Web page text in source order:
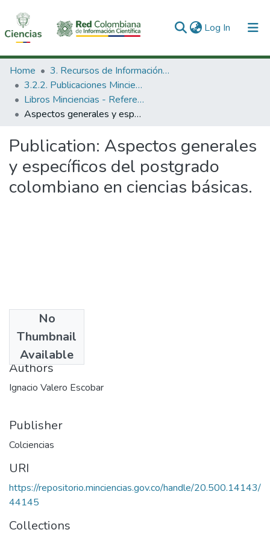
Log In (current)
Communities & Collections
All of DSpace
Statistics
Home
3. Recursos de Información Científica y Tecnológica
3.2.2. Publicaciones Minciencias
Libros Minciencias - Referenciales
Aspectos generales y específicos del postgrado colombiano en ciencias básicas.
Publication: Aspectos generales
y específicos del postgrado
colombiano en ciencias básicas.
No
Thumbnail
Available
1972
Authors
Ignacio Valero Escobar
Publisher
Colciencias
URI
https://repositorio.minciencias.gov.co/handle/20.500.14143/
44145
Collections